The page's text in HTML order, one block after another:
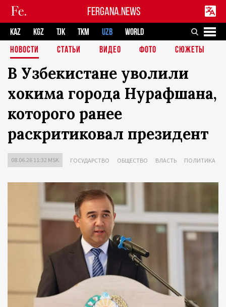
FERGANA.NEWS
KAZ KGZ TJK TKM UZB
WORLD
НОВОСТИ
СТАТЬИ ВИДЕО ФОТО СЮЖЕТЫ
В Узбекистане уволили
хокима города Нурафшана,
которого ранее
раскритиковал президент
08.06.26 11:32 MSK ГОСУДАРСТВО ОБЩЕСТВО ВЛАСТЬ ПОЛИТИКА